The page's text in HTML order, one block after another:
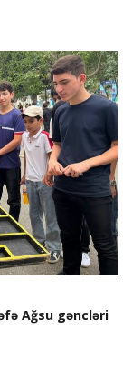
Ağsu gəncləri